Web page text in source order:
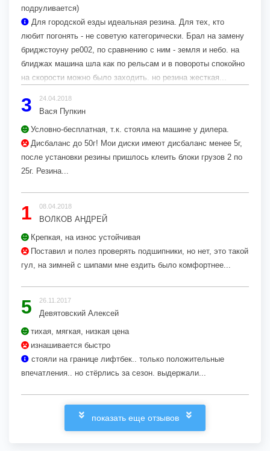
подруливается)
Для городской езды идеальная резина. Для тех, кто
любит погонять - не советую категорически. Брал на замену
бриджстоуну ре002, по сравнению с ним - земля и небо. на
блиджах машина шла как по рельсам и в повороты спокойно
на скорости можно было заходить. но резина жесткая...
3 24.04.2018
Вася Пупкин
Условно-бесплатная, т.к. стояла на машине у дилера.
Дисбаланс до 50г! Мои диски имеют дисбаланс менее 5г,
после установки резины пришлось клеить блоки грузов 2 по
25г. Резина...
1 08.04.2018
ВОЛКОВ АНДРЕЙ
Крепкая, на износ устойчивая
Поставил и полез проверять подшипники, но нет, это такой
гул, на зимней с шипами мне ездить было комфортнее...
5 26.11.2017
Девятовский Алексей
тихая, мягкая, низкая цена
изнашивается быстро
стояли на границе лифтбек.. только положительные
впечатления.. но стёрлись за сезон. выдержали...
показать еще отзывов